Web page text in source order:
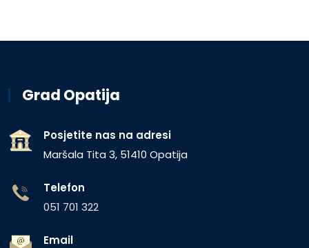
Grad Opatija
Posjetite nas na adresi
Maršala Tita 3, 51410 Opatija
Telefon
051 701 322
Email